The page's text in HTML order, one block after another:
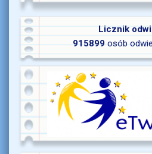
Licznik
915899 osób